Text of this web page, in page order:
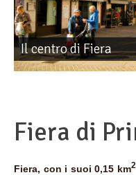
Il centro di Fiera
Fiera di
Fiera, con i suoi 0,15 km2